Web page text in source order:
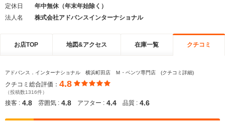
定休日
年中無休（年末年始除く）
法人名
株式会社アドバンスインターナショナル
お店TOP 地図&アクセス 在庫一覧 クチコミ
アドバンス．インターナショナル 横浜町田店 Ｍ・ベンツ専門店 (クチコミ詳細)
クチコミ総合評価： 4.8
（投稿数1316件）
接客 : 4.8 雰囲気 : 4.8 アフター : 4.4 品質 : 4.6